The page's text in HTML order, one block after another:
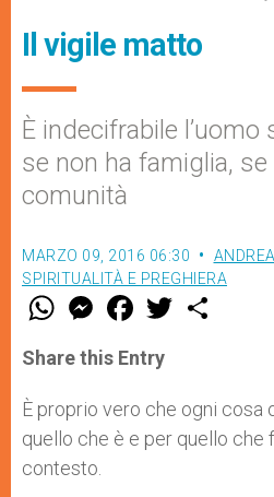
Il vigile matto
È indecifrabile
se non ha famiglia,
comunità
MARZO 09, 2016 06:30
SPIRITUALITÀ E PREGHIERA
W
t
s
p
p
M
e
s
e
g
e
r
F
a
e
b
o
k
w
r
Share this Entry
È proprio vero che ogni cosa
quello che è e per quello che
contesto.